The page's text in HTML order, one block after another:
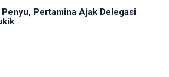
Pertamina Ajak Delegasi